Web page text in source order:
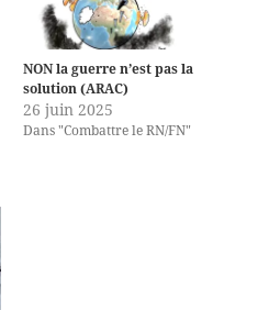
NON la guerre n’est pas la
solution (ARAC)
26 juin 2025
Dans "Combattre le RN/FN"